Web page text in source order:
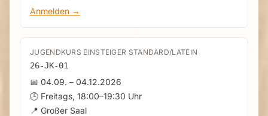
Anmelden →
JUGENDKURS EINSTEIGER STANDARD/LATEIN
26-JK-01
📅 04.09. – 04.12.2026
🕒 Freitags, 18:00–19:30 Uhr
📍 Großer Saal